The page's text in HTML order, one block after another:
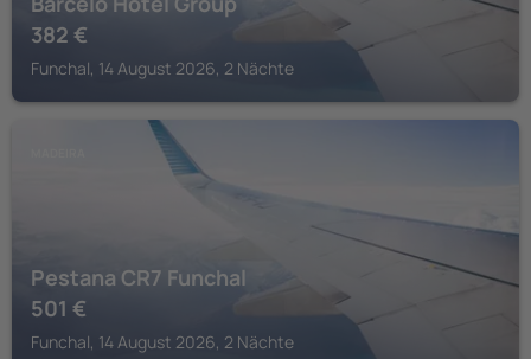
382 €
Funchal, 14 August 2026, 2 Nächte
Pestana CR7 Funchal
501 €
Funchal, 14 August 2026, 2 Nächte